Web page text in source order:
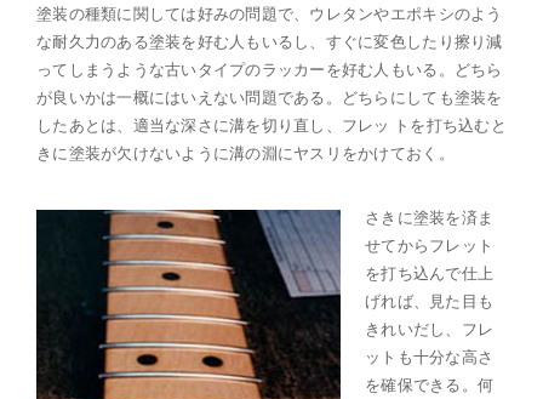
塗装の種類に関しては好みの問題で、ウレタンやエポキシのよう
な耐久力のある塗装を好む人もいるし、すぐに変色したり擦り減
ってしまうような古いタイプのラッカーを好む人もいる。どちら
が良いかは一概にはいえない問題である。どちらにしても塗装を
したあとは、適当な深さに溝を切り直し、フレッ トを打ち込むと
きに塗装が欠けないように溝の淵にヤスリをかけておく。
さきに塗装を済ま
せてからフレット
を打ち込んで仕上
げれば、見た目も
きれいだし、フレ
ットも十分な高さ
を確保できる。何